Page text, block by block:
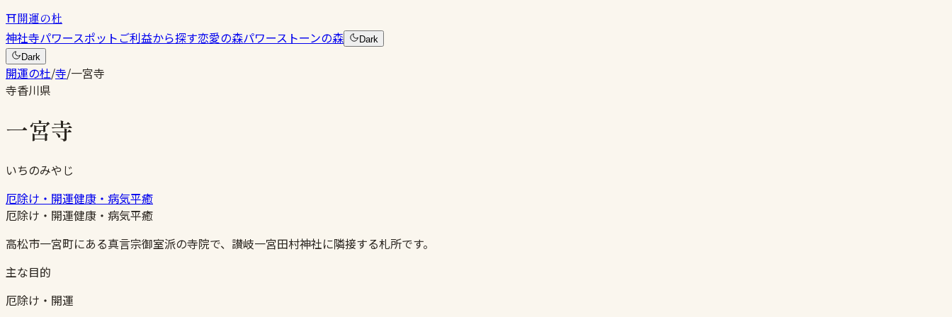
⛩開運の杜
神社寺パワースポットご利益から探す恋愛の森パワーストーンの森
Dark
Dark
開運の杜/寺/一宮寺
寺香川県
一宮寺
いちのみやじ
厄除け・開運健康・病気平癒
厄除け・開運健康・病気平癒
高松市一宮町にある真言宗御室派の寺院で、讃岐一宮田村神社に隣接する札所です。
主な目的
厄除け・開運